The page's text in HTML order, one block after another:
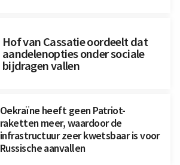
Hof van Cassatie oordeelt dat
aandelenopties onder sociale
bijdragen vallen
Oekraïne heeft geen Patriot-
raketten meer, waardoor de
infrastructuur zeer kwetsbaar is voor
Russische aanvallen